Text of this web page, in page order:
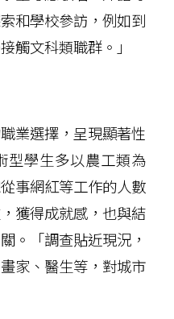
和學校參訪，例如到
觸文科類職群。」
業選擇，呈現顯著性
型學生多以農工類為
事網紅等工作的人數
獲得成就感，也與結
。「調查貼近現況，
家、醫生等，對城市